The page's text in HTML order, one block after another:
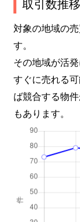
対象の地域の
す。
その地域が活
すぐに売れる
ば競合する物
もあります。